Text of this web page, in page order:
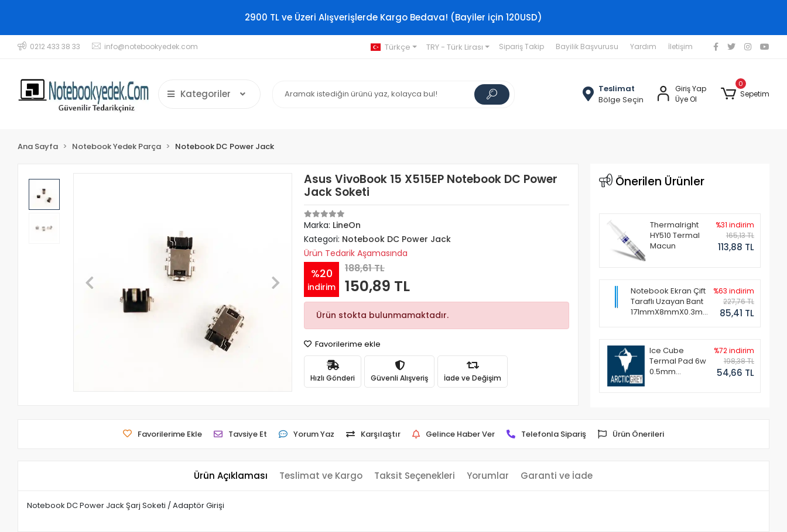
2900 TL ve Üzeri Alışverişlerde Kargo Bedava! (Bayiler için 120USD)
0212 433 38 33 info@notebookyedek.com Türkçe TRY - Türk Lirası Sipariş Takip Bayilik Başvurusu Yardım İletişim
Kategoriler
Teslimat
Bölge Seçin
Giriş Yap
Üye Ol
0
Sepetim
Ana Sayfa Notebook Yedek Parça Notebook DC Power Jack
Asus VivoBook 15 X515EP Notebook DC Power
Jack Soketi
Marka: LineOn
Kategori: Notebook DC Power Jack
Ürün Tedarik Aşamasında
%20
indirim
188,61 TL
150,89 TL
Ürün stokta bulunmamaktadır.
Favorilerime ekle
Hızlı Gönderi Güvenli Alışveriş İade ve Değişim
Önerilen Ürünler
Thermalright
HY510 Termal
Macun
%31 indirim
165,13 TL
113,88 TL
Notebook Ekran Çift
Taraflı Uzayan Bant
171mmX8mmX0.3mm
%63 indirim
227,76 TL
85,41 TL
Ice Cube
Termal Pad 6w
0.5mm
%72 indirim
198,38 TL
54,66 TL
Favorilerime Ekle Tavsiye Et Yorum Yaz Karşılaştır Gelince Haber Ver Telefonla Sipariş Ürün Önerileri
Ürün Açıklaması Teslimat ve Kargo Taksit Seçenekleri Yorumlar Garanti ve İade
Notebook DC Power Jack Şarj Soketi / Adaptör Girişi